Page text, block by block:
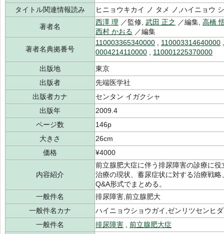
タイトル関連情報読み
ヒニョウキカイ ノ タメ ノ,ハイニョウ
著者名
西澤 理 ／監修, 武田 正之 ／編集, 高橋
西村 かおる ／編集
著者名典拠番号
110003365340000 110003314640000
0004214110000
110001225370000
出版地
東京
出版者
先端医学社
出版者カナ
センタン イガクシャ
出版年
2009.4
ページ数
146p
大きさ
26cm
価格
¥4000
内容紹介
前立腺肥大症に伴う排尿障害の診療に
治療の現状、蓄尿症状に対する治療戦
Q&A形式でまとめる。
一般件名
排尿障害,前立腺肥大
一般件名カナ
ハイニョウショウガイ,ゼンリツセンヒ
一般件名
排尿障害
前立腺肥大症